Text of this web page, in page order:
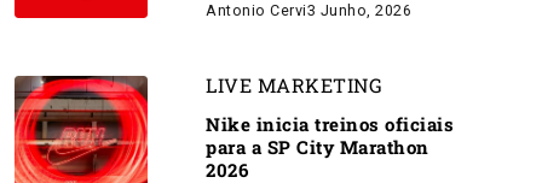
Antonio Cervi3 Junho, 2026
LIVE MARKETING
Nike inicia treinos oficiais
para a SP City Marathon
2026